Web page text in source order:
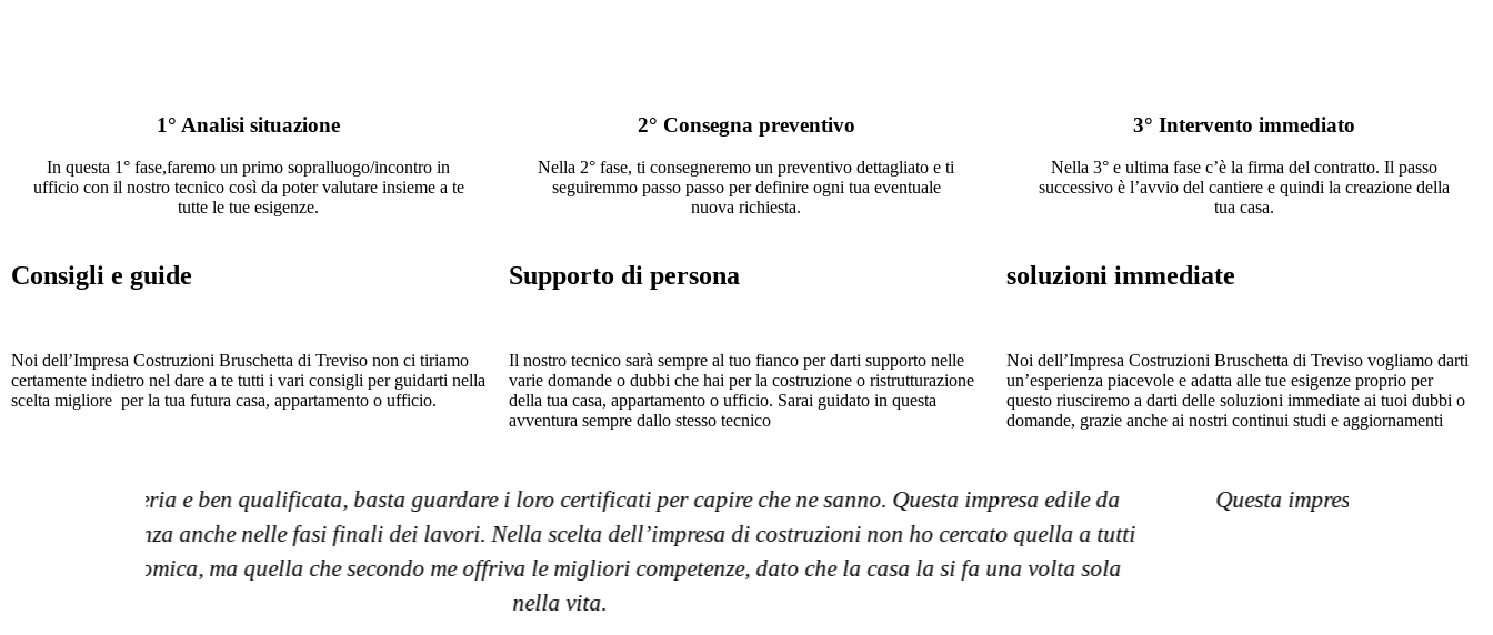
1° Analisi situazione
In questa 1° fase,faremo un primo sopralluogo/incontro in
ufficio con il nostro tecnico così da poter valutare insieme a te
tutte le tue esigenze.
2° Consegna preventivo
Nella 2° fase, ti consegneremo un preventivo dettagliato e ti
seguiremmo passo passo per definire ogni tua eventuale
nuova richiesta.
3° Intervento immediato
Nella 3° e ultima fase c’è la firma del contratto. Il passo
successivo è l’avvio del cantiere e quindi la creazione della
tua casa.
Consigli e guide
Noi dell’Impresa Costruzioni Bruschetta di Treviso non ci tiriamo
certamente indietro nel dare a te tutti i vari consigli per guidarti nella
scelta migliore per la tua futura casa, appartamento o ufficio.
Supporto di persona
Il nostro tecnico sarà sempre al tuo fianco per darti supporto nelle
varie domande o dubbi che hai per la costruzione o ristrutturazione
della tua casa, appartamento o ufficio. Sarai guidato in questa
avventura sempre dallo stesso tecnico
soluzioni immediate
Noi dell’Impresa Costruzioni Bruschetta di Treviso vogliamo darti
un’esperienza piacevole e adatta alle tue esigenze proprio per
questo riusciremo a darti delle soluzioni immediate ai tuoi dubbi o
domande, grazie anche ai nostri continui studi e aggiornamenti
Questa impresa edile la posso descrivere come: Affidabili, disponibili e gentilissimi nei vari pareri durante la costruzione
della mia casa. Collaborazione ottima.